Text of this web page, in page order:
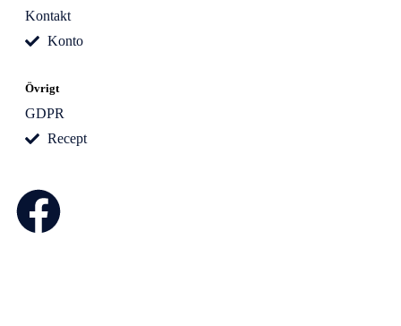
Kontakt
Konto
Övrigt
GDPR
Recept